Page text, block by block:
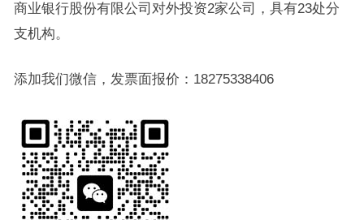
商业银行股份有限公司对外投资2家公司，具有23处分
支机构。
添加我们微信，发票面报价：18275338406